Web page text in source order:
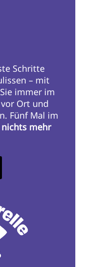
Schritte
– mit
immer im
Ort und
Fünf Mal im
nichts mehr